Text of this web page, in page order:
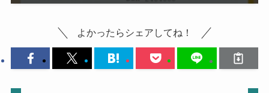
よかったらシェアしてね！